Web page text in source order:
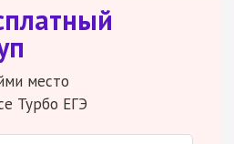
место
Турбо ЕГЭ